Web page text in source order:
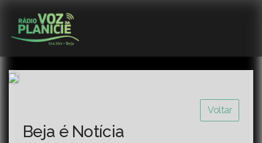
Voltar
Beja é Notícia